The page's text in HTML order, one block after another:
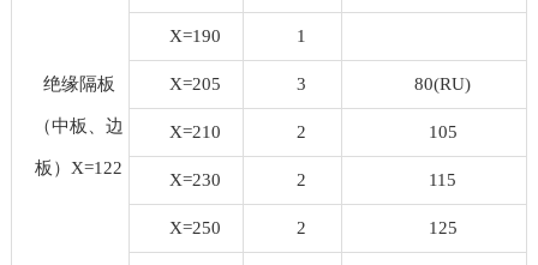
绝缘隔板
（中板、边
板）X=122
X=190 1
X=205 3 80(RU)
X=210 2 105
X=230 2 115
X=250 2 125